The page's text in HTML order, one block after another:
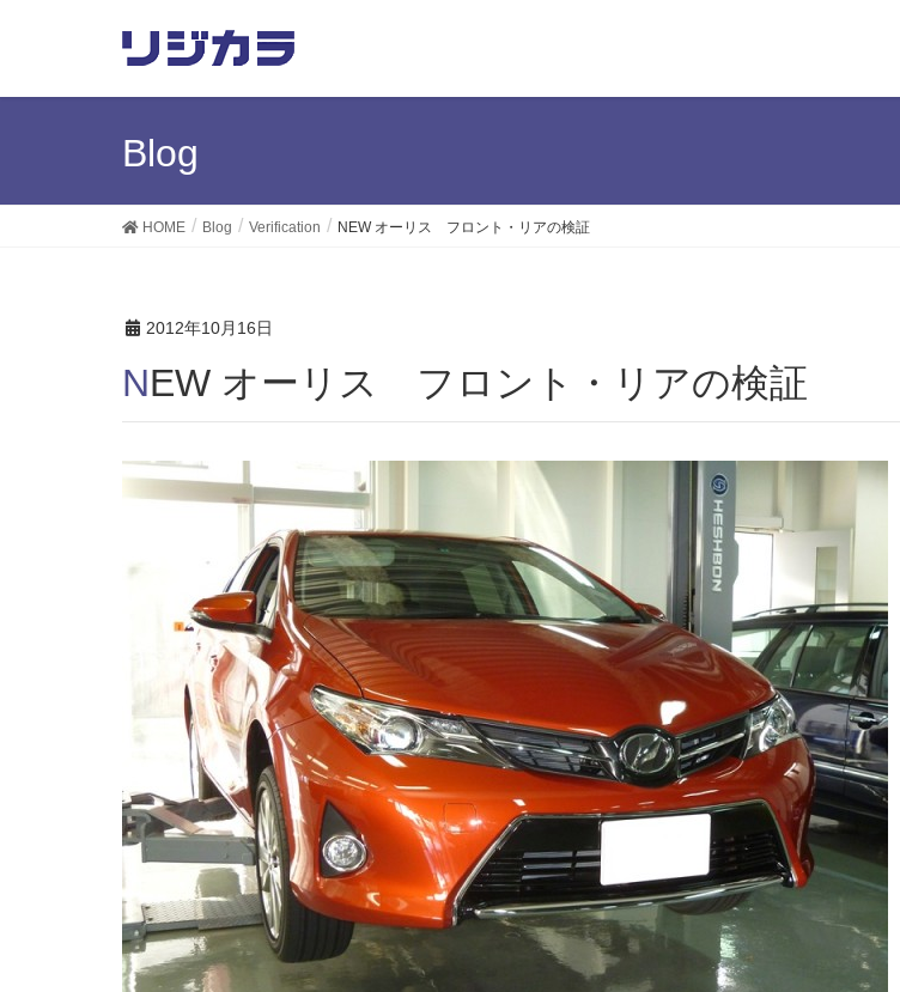
Blog
HOME Blog Verification NEW オーリス フロント・リアの検証
2012年10月16日
NEW オーリス フロント・リアの検証